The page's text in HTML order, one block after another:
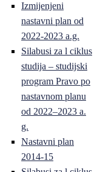
Izmijenjeni
nastavni plan od
2022-2023 a.g.
Silabusi za l ciklus
studija – studijski
program Pravo po
nastavnom planu
od 2022–2023 a.
g.
Nastavni plan
2014-15